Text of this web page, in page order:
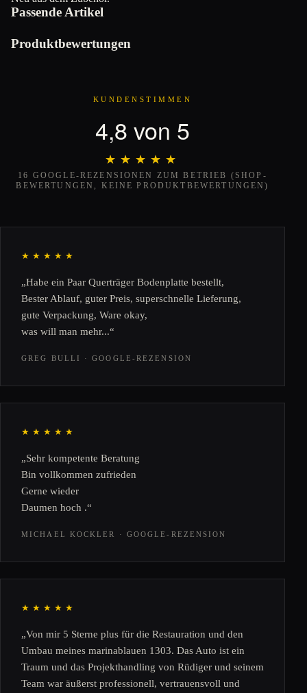
Passende Artikel
Produktbewertungen
KUNDENSTIMMEN
4,8 von 5
★★★★★
★★★★★
16 GOOGLE-REZENSIONEN ZUM BETRIEB (SHOP-
BEWERTUNGEN, KEINE PRODUKTBEWERTUNGEN)
★★★★★
„Habe ein Paar Querträger Bodenplatte bestellt,
Bester Ablauf, guter Preis, superschnelle Lieferung,
gute Verpackung, Ware okay,
was will man mehr...“
GREG BULLI · GOOGLE-REZENSION
★★★★★
„Sehr kompetente Beratung
Bin vollkommen zufrieden
Gerne wieder
Daumen hoch .“
MICHAEL KOCKLER · GOOGLE-REZENSION
★★★★★
„Von mir 5 Sterne plus für die Restauration und den
Umbau meines marinablauen 1303. Das Auto ist ein
Traum und das Projekthandling von Rüdiger und seinem
Team war äußerst professionell, vertrauensvoll und